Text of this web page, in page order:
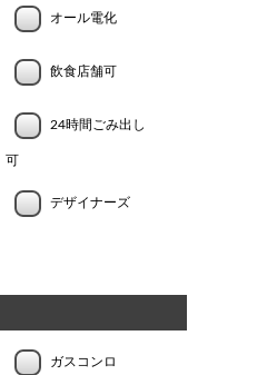
オール電化
飲食店舗可
24時間ごみ出し
可
デザイナーズ
ガスコンロ